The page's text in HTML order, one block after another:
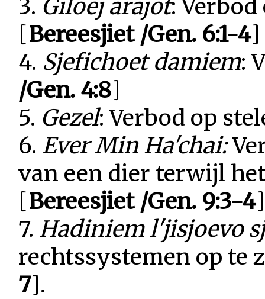
3. Giloej arajot:
[Bereesjiet /Gen. 6:1-4]
4. Sjefichoet damiem:
/Gen. 4:8]
5. Gezel: Verbod op
6. Ever Min Ha'chai:
van een dier terwijl
[Bereesjiet /Gen. 9:3-4]
7. Hadiniem l'jisjoevo
rechtssystemen op te
7].